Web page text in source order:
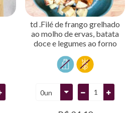
td .Filé de frango grelhado
ao molho de ervas, batata
doce e legumes ao forno